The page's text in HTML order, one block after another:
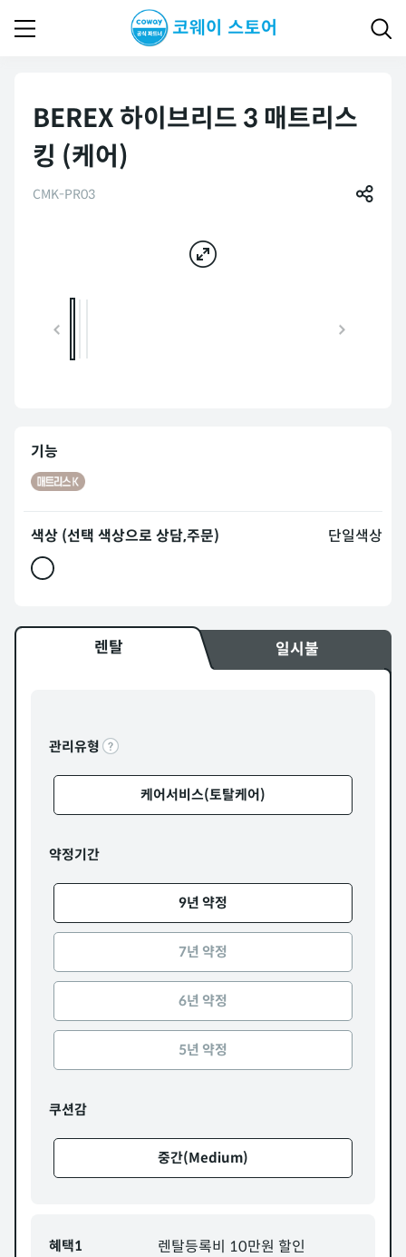
BEREX 하이브리드 3 매트리스
킹 (케어)
CMK-PR03
기능
색상 (선택 색상으로 상담,주문) 단일색상
렌탈 일시불
관리유형
케어서비스(토탈케어)
약정기간
9년 약정
7년 약정
6년 약정
5년 약정
쿠션감
중간(Medium)
혜택1 렌탈등록비 10만원 할인